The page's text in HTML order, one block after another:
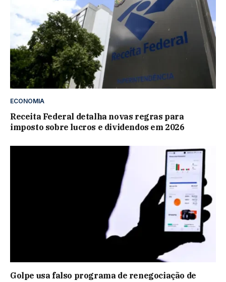
ECONOMIA
Receita Federal detalha novas regras para
imposto sobre lucros e dividendos em 2026
Golpe usa falso programa de renegociação de